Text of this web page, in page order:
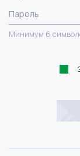
Минимум 6